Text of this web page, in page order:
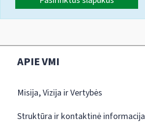
APIE VMI
Misija, Vizija ir Vertybės
Struktūra ir kontaktinė informacija